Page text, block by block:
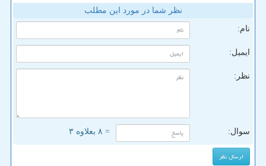
نظر شما در مورد این مطلب
نام:
ایمیل:
نظر:
سوال: = ۸ بعلاوه ۳